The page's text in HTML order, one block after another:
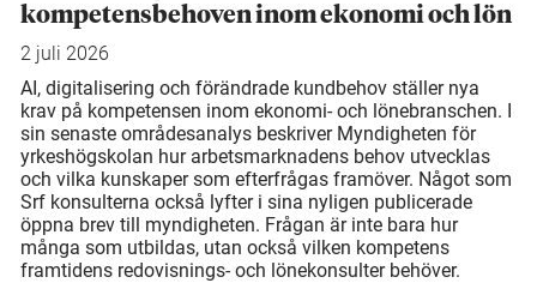
kompetensbehoven inom ekonomi och lön
2 juli 2026
AI, digitalisering och förändrade kundbehov ställer nya
krav på kompetensen inom ekonomi- och lönebranschen. I
sin senaste områdesanalys beskriver Myndigheten för
yrkeshögskolan hur arbetsmarknadens behov utvecklas
och vilka kunskaper som efterfrågas framöver. Något som
Srf konsulterna också lyfter i sina nyligen publicerade
öppna brev till myndigheten. Frågan är inte bara hur
många som utbildas, utan också vilken kompetens
framtidens redovisnings- och lönekonsulter behöver.